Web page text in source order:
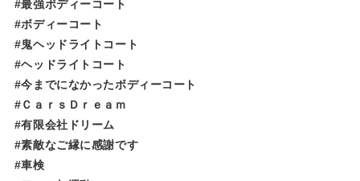
#最強ボディーコート
#ボディーコート
#鬼ヘッドライトコート
#ヘッドライトコート
#今までになかったボディーコート
#ＣａｒｓＤｒｅａｍ
#有限会社ドリーム
#素敵なご縁に感謝です
#車検